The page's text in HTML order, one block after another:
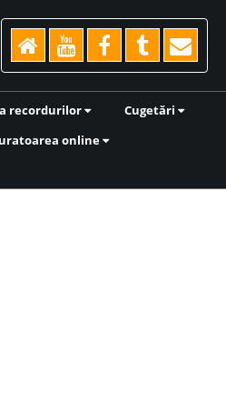
recordurilor
Cugetări
online